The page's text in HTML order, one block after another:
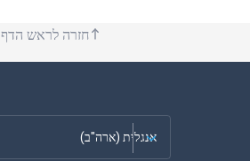
חזרה לראש הדף
אנגלית (ארה"ב)